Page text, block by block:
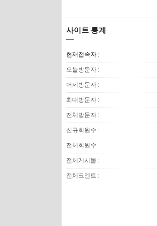
사이트 통계
현재접속자 :
오늘방문자 :
어제방문자 :
최대방문자 :
전체방문자 :
신규회원수 :
전체회원수 :
전체게시물 :
전체코멘트 :